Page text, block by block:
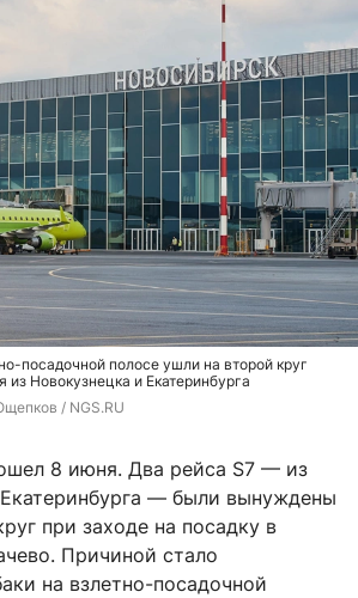
посадочной полосе ушли на второй круг
Новокузнецка и Екатеринбурга
/ NGS.RU
8 июня. Два рейса S7 — из
— были вынуждены
при заходе на посадку в
Причиной стало
на взлетно-посадочной